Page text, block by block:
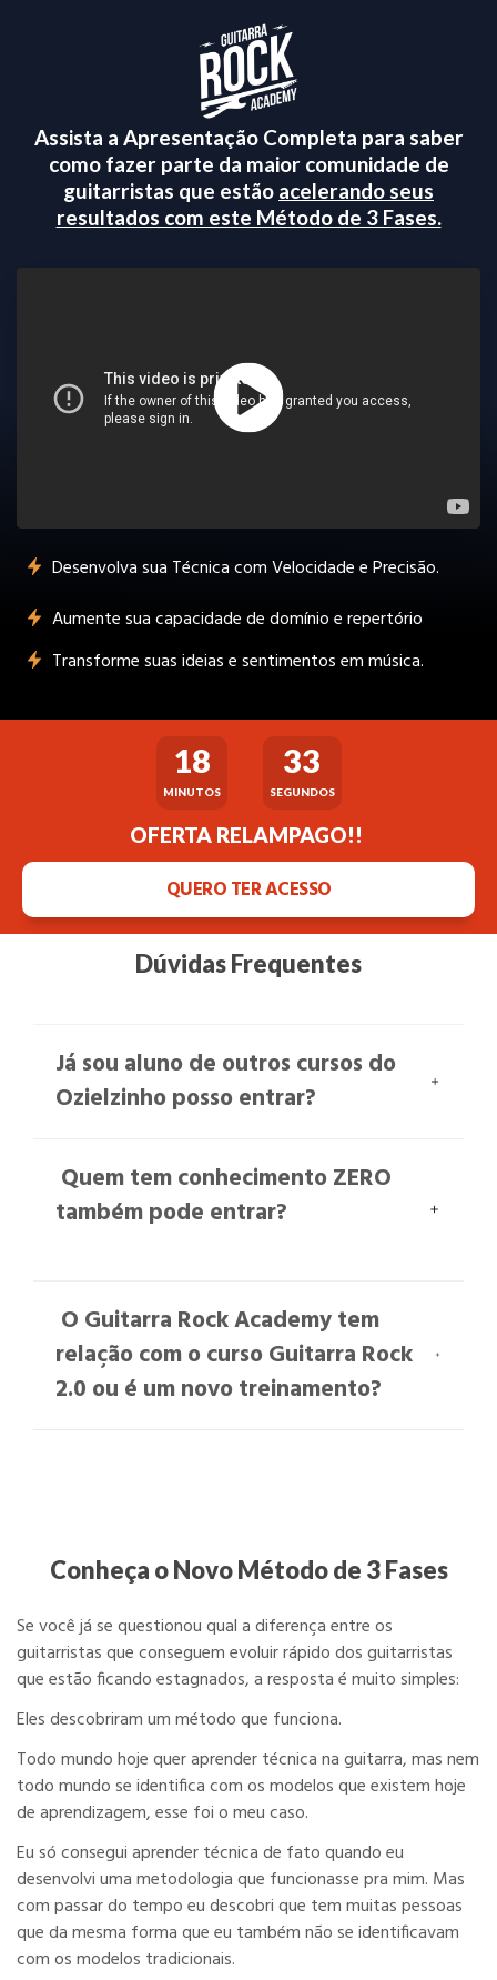
Assista a Apresentação Completa para saber
como fazer parte da maior comunidade de
guitarristas que estão acelerando seus
resultados com este Método de 3 Fases.
Desenvolva sua Técnica com Velocidade e Precisão.
Aumente sua capacidade de domínio e repertório
Transforme suas ideias e sentimentos em música.
18
MINUTOS
33
SEGUNDOS
OFERTA RELAMPAGO!!
QUERO TER ACESSO
Dúvidas Frequentes
Já sou aluno de outros cursos do
Ozielzinho posso entrar?
Quem tem conhecimento ZERO
também pode entrar?
O Guitarra Rock Academy tem
relação com o curso Guitarra Rock
2.0 ou é um novo treinamento?
Conheça o Novo Método de 3 Fases
Se você já se questionou qual a diferença entre os
guitarristas que conseguem evoluir rápido dos guitarristas
que estão ficando estagnados, a resposta é muito simples:
Eles descobriram um método que funciona.
Todo mundo hoje quer aprender técnica na guitarra, mas nem
todo mundo se identifica com os modelos que existem hoje
de aprendizagem, esse foi o meu caso.
Eu só consegui aprender técnica de fato quando eu
desenvolvi uma metodologia que funcionasse pra mim. Mas
com passar do tempo eu descobri que tem muitas pessoas
que da mesma forma que eu também não se identificavam
com os modelos tradicionais.